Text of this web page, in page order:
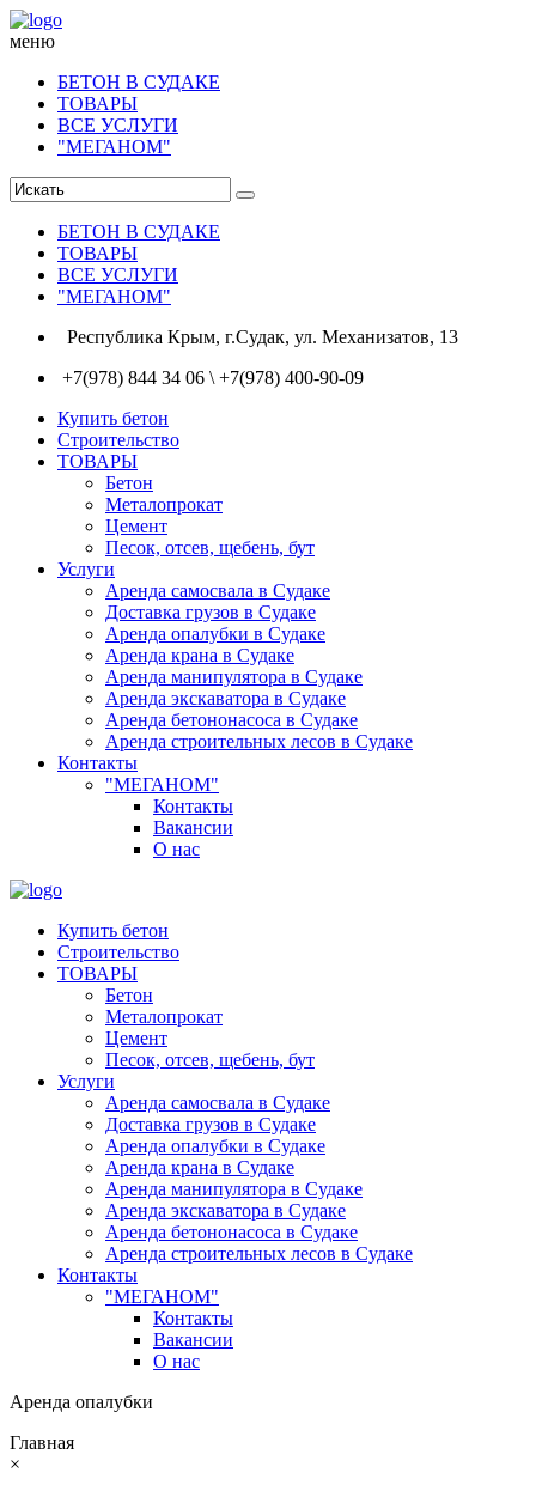
меню
БЕТОН В СУДАКЕ
ТОВАРЫ
ВСЕ УСЛУГИ
"МЕГАНОМ"
БЕТОН В СУДАКЕ
ТОВАРЫ
ВСЕ УСЛУГИ
"МЕГАНОМ"
Республика Крым, г.Судак, ул. Механизатов, 13
+7(978) 844 34 06 \ +7(978) 400-90-09
Купить бетон
Строительство
ТОВАРЫ
Бетон
Металопрокат
Цемент
Песок, отсев, щебень, бут
Услуги
Аренда самосвала в Судаке
Доставка грузов в Судаке
Аренда опалубки в Судаке
Аренда крана в Судаке
Аренда манипулятора в Судаке
Аренда экскаватора в Судаке
Аренда бетононасоса в Судаке
Аренда строительных лесов в Судаке
Контакты
"МЕГАНОМ"
Контакты
Вакансии
О нас
Купить бетон
Строительство
ТОВАРЫ
Бетон
Металопрокат
Цемент
Песок, отсев, щебень, бут
Услуги
Аренда самосвала в Судаке
Доставка грузов в Судаке
Аренда опалубки в Судаке
Аренда крана в Судаке
Аренда манипулятора в Судаке
Аренда экскаватора в Судаке
Аренда бетононасоса в Судаке
Аренда строительных лесов в Судаке
Контакты
"МЕГАНОМ"
Контакты
Вакансии
О нас
Аренда опалубки
Главная
×